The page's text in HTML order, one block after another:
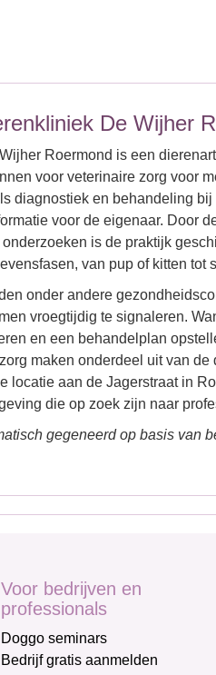
De Wijher
Roermond is een
voor veterinaire zorg voor
diagnostiek en behandeling
voor de eigenaar. Door
is de praktijk
van pup of kitten tot
onder andere
vroegtijdig te signaleren.
en een behandelplan
maken onderdeel uit van
locatie aan de Jagerstraat in
die op zoek zijn naar
gegeneerd op basis van
Voor bedrijven en
professionals
Doggo seminars
Bedrijf gratis aanmelden